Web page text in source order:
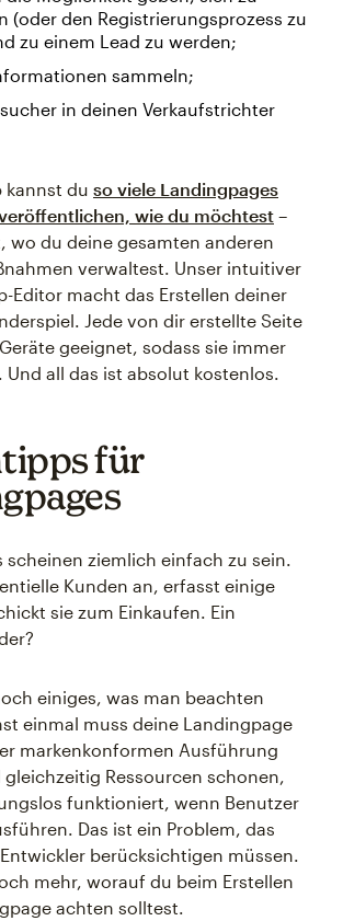
(oder den Registrierungsprozess zu
zu einem Lead zu werden;
sammeln;
in deinen Verkaufstrichter
kannst du so viele Landingpages
wie du möchtest –
wo du deine gesamten anderen
verwaltest. Unser intuitiver
Editor macht das Erstellen deiner
Jede von dir erstellte Seite
geeignet, sodass sie immer
Und all das ist absolut kostenlos.
für
scheinen ziemlich einfach zu sein.
Kunden an, erfasst einige
sie zum Einkaufen. Ein
einiges, was man beachten
einmal muss deine Landingpage
markenkonformen Ausführung
Ressourcen schonen,
funktioniert, wenn Benutzer
Das ist ein Problem, das
berücksichtigen müssen.
mehr, worauf du beim Erstellen
achten solltest.